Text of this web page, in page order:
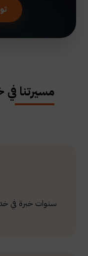
مسيرتنا
سنوات خبرة في